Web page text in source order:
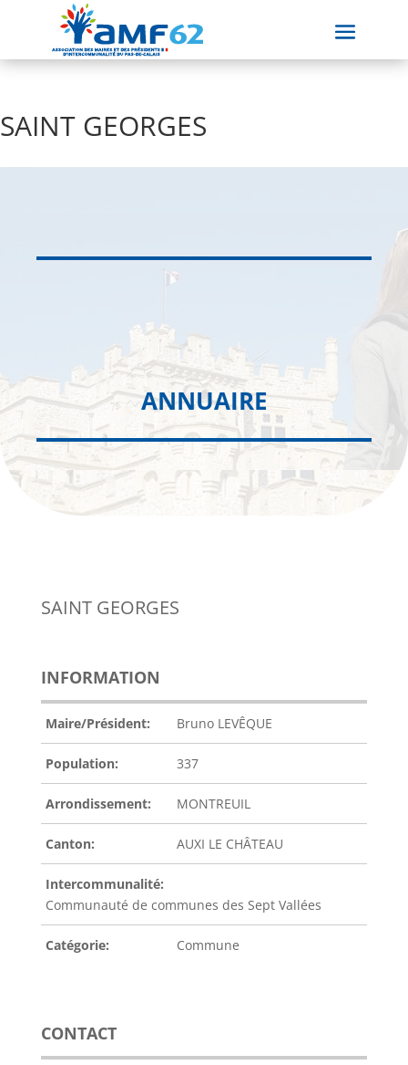
SAINT GEORGES
ANNUAIRE
SAINT GEORGES
INFORMATION
Maire/Président: Bruno LEVÊQUE
Population: 337
Arrondissement: MONTREUIL
Canton: AUXI LE CHÂTEAU
Intercommunalité:
Communauté de communes des Sept Vallées
Catégorie: Commune
CONTACT